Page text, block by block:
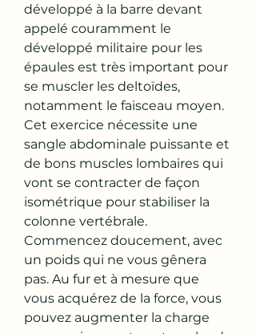
développé à la barre devant
appelé couramment le
développé militaire pour les
épaules est très important pour
se muscler les deltoïdes,
notamment le faisceau moyen.
Cet exercice nécessite une
sangle abdominale puissante et
de bons muscles lombaires qui
vont se contracter de façon
isométrique pour stabiliser la
colonne vertébrale.
Commencez doucement, avec
un poids qui ne vous gênera
pas. Au fur et à mesure que
vous acquérez de la force, vous
pouvez augmenter la charge